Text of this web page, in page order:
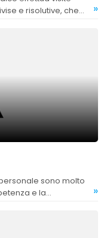
e risolutive, che
»
e la
»